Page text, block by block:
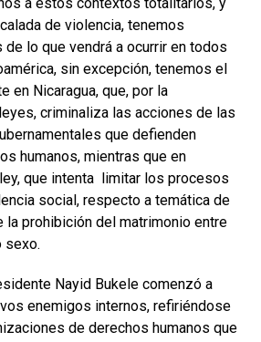
a estos contextos totalitarios, y
de violencia, tenemos
lo que vendrá a ocurrir en todos
sin excepción, tenemos el
en Nicaragua, que, por la
criminaliza las acciones de las
que defienden
humanos, mientras que en
que intenta limitar los procesos
social, respecto a temática de
prohibición del matrimonio entre
sexo.
Nayid Bukele comenzó a
enemigos internos, refiriéndose
de derechos humanos que